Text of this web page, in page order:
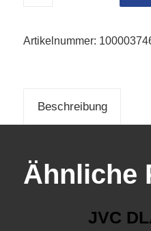
Artikelnummer:
Beschreibung
Ähnliche
JVC